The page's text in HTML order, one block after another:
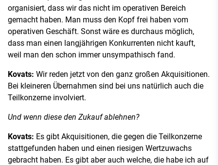
organisiert, dass wir das nicht im operativen Bereich
gemacht haben. Man muss den Kopf frei haben vom
operativen Geschäft. Sonst wäre es durchaus möglich,
dass man einen langjährigen Konkurrenten nicht kauft,
weil man den schon immer unsympathisch fand.
Kovats: Wir reden jetzt von den ganz großen Akquisitionen.
Bei kleineren Übernahmen sind bei uns natürlich auch die
Teilkonzerne involviert.
Und wenn diese den Zukauf ablehnen?
Kovats: Es gibt Akquisitionen, die gegen die Teilkonzerne
stattgefunden haben und einen riesigen Wertzuwachs
gebracht haben. Es gibt aber auch welche, die habe ich auf